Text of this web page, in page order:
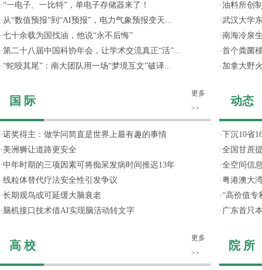
·“一电子、一比特”，单电子存储器来了！
· 从“数值预报”到“AI预报”，电力气象预报变天...
·七十余载为国找油，他说“永不后悔”
·第二十八届中国科协年会，让学术交流真正“活”...
·“蛇咬其尾”：南大团队用一场“梦境互文”破译...
国 际
更多
>>
·诺奖得主：做学问简直是世界上最有趣的事情
· 美洲狮让道路更安全
·中年时期的三项因素可将痴呆发病时间推迟13年
·线粒体替代疗法安全性引发争议
·长期观鸟或可延缓大脑衰老
· 脑机接口技术借AI实现脑活动转文字
高 校
更多
>>
·油料所创
·武汉大学
·南海冷泉
·首个粪菌
· 加拿大野
动态
·下沉10省
·全国甘蔗
·全空间信
·粤港澳大
·“高价值专
· 广东首只
院 所